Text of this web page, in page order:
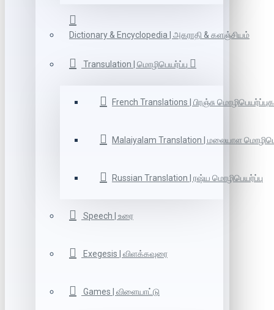
Dictionary & Encyclopedia | அகராதி & களஞ்சியம்
Transulation | மொழிபெயர்ப்பு
French Translations | பிரஞ்சு
Malaiyalam Translation | மலையாள
Russian Translation | ரஷ்ய மொழிபெயர்ப்பு
Speech | உரை
Exegesis | விளக்கவுரை
Games | விளையாட்டு